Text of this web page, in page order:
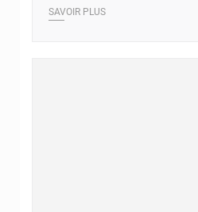
SAVOIR PLUS